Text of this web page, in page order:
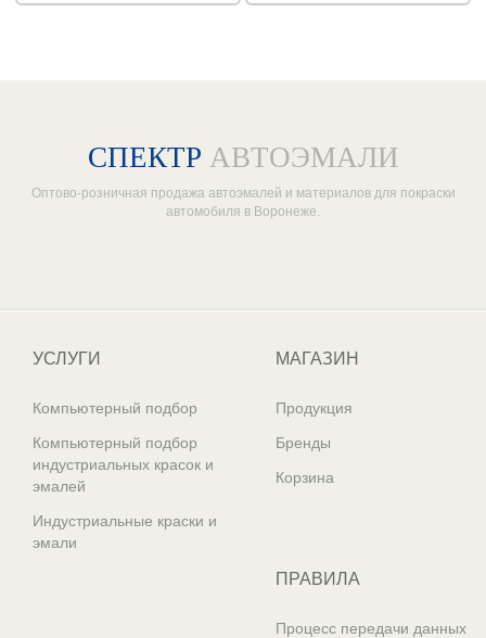
СПЕКТР АВТОЭМАЛИ
Оптово-розничная продажа автоэмалей и материалов для покраски
автомобиля в Воронеже.
УСЛУГИ
Компьютерный подбор
Компьютерный подбор
индустриальных красок и
эмалей
Индустриальные краски и
эмали
МАГАЗИН
Продукция
Бренды
Корзина
ПРАВИЛА
Процесс передачи данных